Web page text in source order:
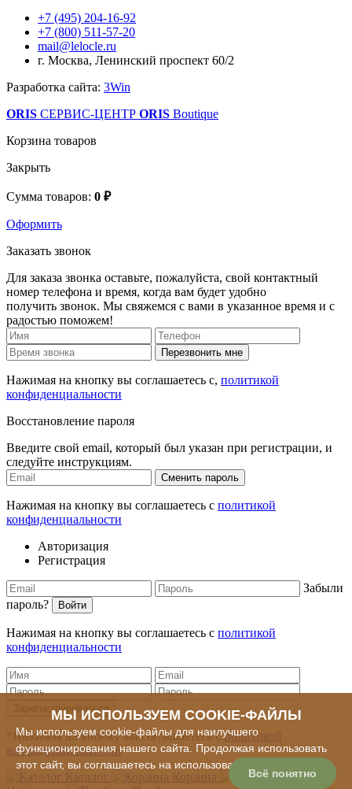
+7 (495) 204-16-92
+7 (800) 511-57-20
mail@lelocle.ru
г. Москва, Ленинский проспект 60/2
Разработка сайта: 3Win
ORIS СЕРВИС-ЦЕНТР ORIS Boutique
Корзина товаров
Закрыть
Сумма товаров: 0 ₽
Оформить
Заказать звонок
Для заказа звонка оставьте, пожалуйста, свой контактный
номер телефона и время, когда вам будет удобно
получить звонок. Мы свяжемся с вами в указанное время и с
радостью поможем!
Перезвонить мне
Нажимая на кнопку вы соглашаетесь с, политикой
конфиденциальности
Восстановление пароля
Введите свой email, который был указан при регистрации, и
следуйте инструкциям.
Сменить пароль
Нажимая на кнопку вы соглашаетесь с политикой
конфиденциальности
Авторизация
Регистрация
Забыли
пароль?
Войти
Нажимая на кнопку вы соглашаетесь с политикой
конфиденциальности
Зарегистрироваться
*Нажимая на кнопку вы соглашаетесь сполитикой
конфиденциальности
МЫ ИСПОЛЬЗУЕМ COOKIE-ФАЙЛЫ
Мы используем cookie-файлы для наилучшего
функционирования нашего сайта. Продолжая использовать
этот сайт, вы соглашаетесь на использование cookie-файлов
Всё понятно